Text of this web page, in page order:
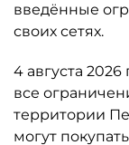
введённые
своих сетях.
4 августа
все
территории
могут